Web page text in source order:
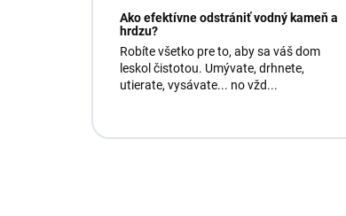
Ako efektívne odstrániť vodný kameň a
hrdzu?
Robíte všetko pre to, aby sa váš dom
leskol čistotou. Umývate, drhnete,
utierate, vysávate... no vžd...